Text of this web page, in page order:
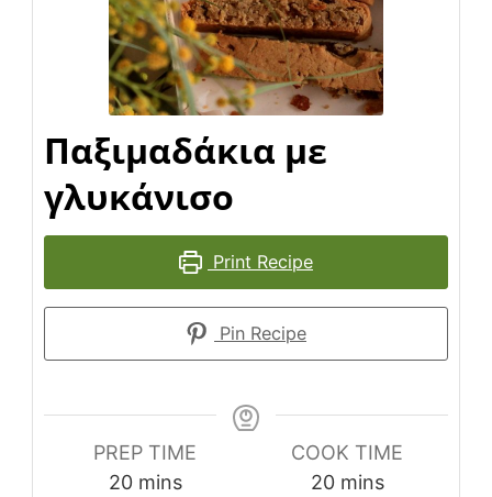
Παξιμαδάκια με
γλυκάνισο
Print Recipe
Pin Recipe
PREP TIME
20minutes
mins
COOK TIME
20minutes
mins